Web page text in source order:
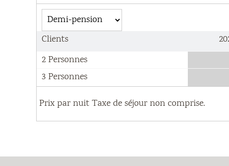
Clients
2 Personnes
3 Personnes
Prix par nuit Taxe de séjour non comprise.